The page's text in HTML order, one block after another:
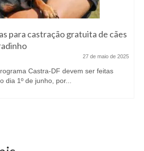
para castração gratuita de cães
27 de maio de 2025
Castra-DF devem ser feitas
dia 1º de junho, por...